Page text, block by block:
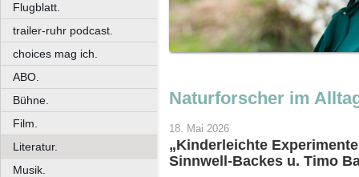
Flugblatt.
trailer-ruhr podcast.
choices mag ich.
ABO.
Bühne.
Film.
Literatur.
Musik.
Naturforscher im
18. Mai 2026
„Kinderleichte
Sinnwell-Backes u. Timo